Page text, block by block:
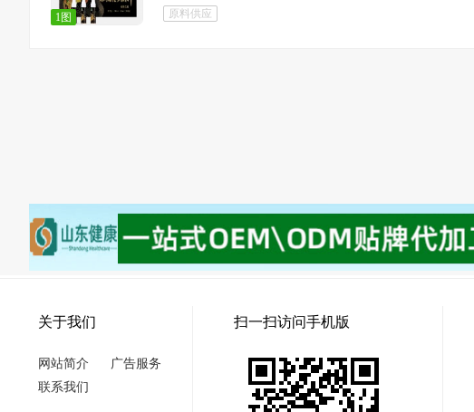
1图 原料供应
关于我们
网站简介
广告服务
联系我们
扫一扫访问手机版